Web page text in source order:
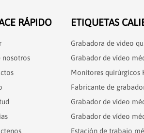
RÁPIDO
nosotros
ETIQUETAS
Grabadora de video
Grabador de vídeo
Monitores quirúrgicos
Fabricante de
Grabador de vídeo
Grabador de vídeo
Estación de trabajo